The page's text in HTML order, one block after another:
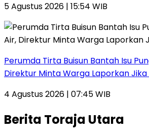
5 Agustus 2026 | 15:54 WIB
Perumda Tirta Buisun Bantah Isu
Direktur Minta Warga Laporkan Jika
4 Agustus 2026 | 07:45 WIB
Berita Toraja Utara